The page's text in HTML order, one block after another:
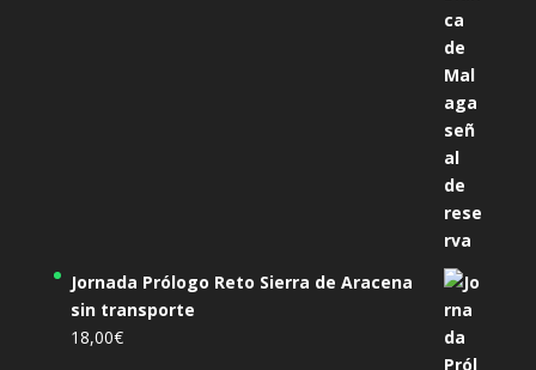
Jornada Prólogo Reto Sierra de Aracena
sin transporte
18,00€